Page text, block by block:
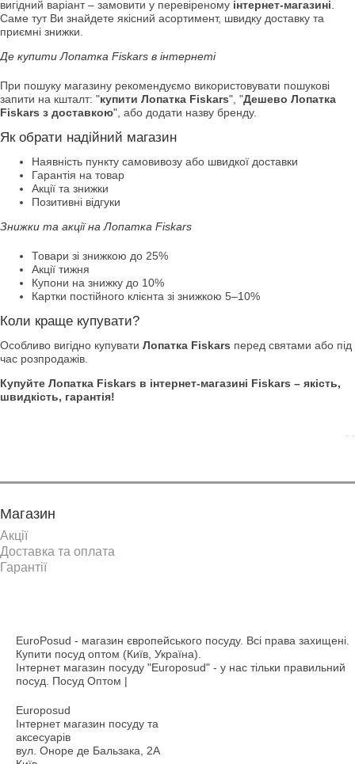
вигідний варіант – замовити у перевіреному інтернет-магазині
Саме тут Ви знайдете якісний асортимент, швидку доставку та
приємні знижки.
Де купити Лопатка Fiskars в інтернеті
При пошуку магазину рекомендуємо використовувати пошукові
запити на кшталт: "купити Лопатка Fiskars", "Дешево Лопатка
Fiskars з доставкою", або додати назву бренду.
Як обрати надійний магазин
Наявність пункту самовивозу або швидкої доставки
Гарантія на товар
Акції та знижки
Позитивні відгуки
Знижки та акції на Лопатка Fiskars
Товари зі знижкою до 25%
Акції тижня
Купони на знижку до 10%
Картки постійного клієнта зі знижкою 5–10%
Коли краще купувати?
Особливо вигідно купувати Лопатка Fiskars перед святами або під
час розпродажів.
Купуйте Лопатка Fiskars в інтернет-магазині Fiskars – якість,
швидкість, гарантія!
Магазин
Акції
Доставка та оплата
Гарантії
EuroPosud - магазин європейського посуду. Всі права захищені.
Купити посуд оптом (Київ, Україна).
Інтернет магазин посуду "Europosud" - у нас тільки правильний
посуд. Посуд Оптом |
Europosud
Інтернет магазин посуду та
аксесуарів
вул. Оноре де Бальзака, 2А